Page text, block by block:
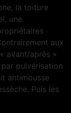
la toiture
une
aux
avant/après »
pulvérisation
antimousse
Puis les